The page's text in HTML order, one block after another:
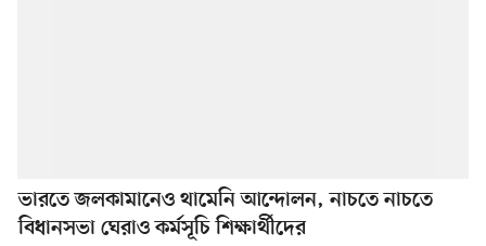
ভারতে জলকামানেও থামেনি আন্দোলন, নাচতে নাচতে
বিধানসভা ঘেরাও কর্মসূচি শিক্ষার্থীদের